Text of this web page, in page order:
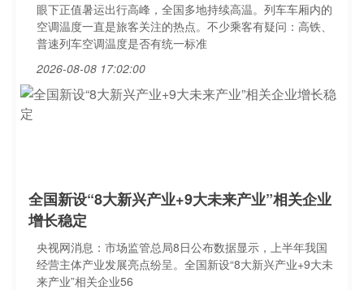
眼下正值暑运出行高峰，全国多地持续高温。列车车厢内的
空调温度一直是旅客关注的热点。不少乘客有疑问：高铁、
普速列车空调温度是否有统一标准
2026-08-08 17:02:00
全国新设“8大新兴产业+9大未来产业”相关企业
增长稳定
央视网消息：市场监管总局8日公布数据显示，上半年我国
经营主体产业发展亮点纷呈。全国新设“8大新兴产业+9大未
来产业”相关企业56